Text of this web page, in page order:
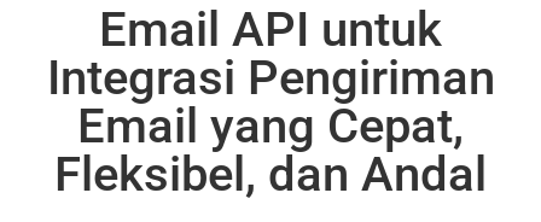
Email API untuk
Integrasi Pengiriman
Email yang Cepat,
Fleksibel, dan Andal